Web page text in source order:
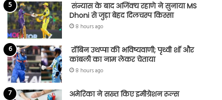
संन्यास के बाद अजिंक्‍य रहाणे ने सुनाया MS
Dhoni से जुड़ा बेहद दिलचस्प किस्सा
8 hours ago
रॉबिन उथप्पा की भविष्यवाणी; पृथ्वी शॉ और
कांबली का नाम लेकर चेताया
8 hours ago
अमेरिका ने सख्त किए इमीग्रेशन रूल्स